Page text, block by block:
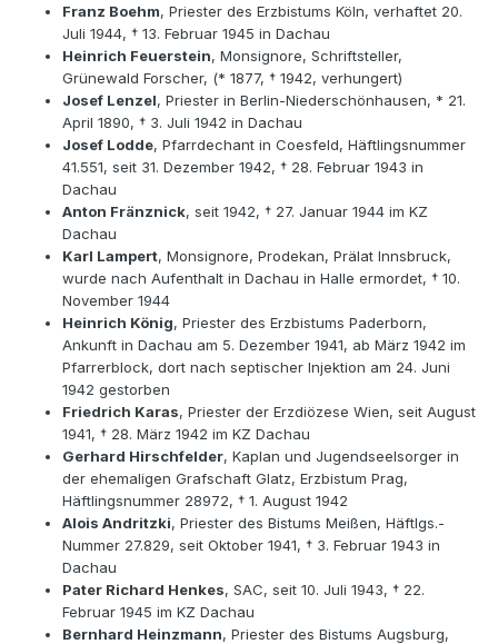
Franz Boehm, Priester des Erzbistums Köln, verhaftet 20.
Juli 1944, † 13. Februar 1945 in Dachau
Heinrich Feuerstein, Monsignore, Schriftsteller,
Grünewald Forscher, (* 1877, † 1942, verhungert)
Josef Lenzel, Priester in Berlin-Niederschönhausen, * 21.
April 1890, † 3. Juli 1942 in Dachau
Josef Lodde, Pfarrdechant in Coesfeld, Häftlingsnummer
41.551, seit 31. Dezember 1942, † 28. Februar 1943 in
Dachau
Anton Fränznick, seit 1942, † 27. Januar 1944 im KZ
Dachau
Karl Lampert, Monsignore, Prodekan, Prälat Innsbruck,
wurde nach Aufenthalt in Dachau in Halle ermordet, † 10.
November 1944
Heinrich König, Priester des Erzbistums Paderborn,
Ankunft in Dachau am 5. Dezember 1941, ab März 1942 im
Pfarrerblock, dort nach septischer Injektion am 24. Juni
1942 gestorben
Friedrich Karas, Priester der Erzdiözese Wien, seit August
1941, † 28. März 1942 im KZ Dachau
Gerhard Hirschfelder, Kaplan und Jugendseelsorger in
der ehemaligen Grafschaft Glatz, Erzbistum Prag,
Häftlingsnummer 28972, † 1. August 1942
Alois Andritzki, Priester des Bistums Meißen, Häftlgs.-
Nummer 27.829, seit Oktober 1941, † 3. Februar 1943 in
Dachau
Pater Richard Henkes, SAC, seit 10. Juli 1943, † 22.
Februar 1945 im KZ Dachau
Bernhard Heinzmann, Priester des Bistums Augsburg,